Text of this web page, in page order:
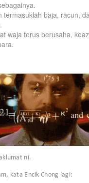
termasuklah baja, racun,
waja terus berusaha,
ni.
kata Encik Chong lagi: